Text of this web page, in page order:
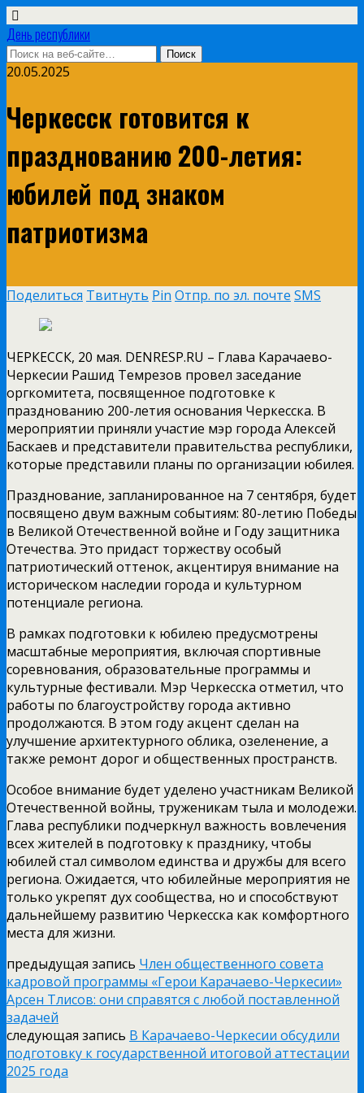
День республики
20.05.2025
Черкесск готовится к
празднованию 200-летия:
юбилей под знаком
патриотизма
Поделиться Твитнуть Pin Отпр. по эл. почте SMS
ЧЕРКЕССК, 20 мая. DENRESP.RU – Глава Карачаево-
Черкесии Рашид Темрезов провел заседание
оргкомитета, посвященное подготовке к
празднованию 200-летия основания Черкесска. В
мероприятии приняли участие мэр города Алексей
Баскаев и представители правительства республики,
которые представили планы по организации юбилея.
Празднование, запланированное на 7 сентября, будет
посвящено двум важным событиям: 80-летию Победы
в Великой Отечественной войне и Году защитника
Отечества. Это придаст торжеству особый
патриотический оттенок, акцентируя внимание на
историческом наследии города и культурном
потенциале региона.
В рамках подготовки к юбилею предусмотрены
масштабные мероприятия, включая спортивные
соревнования, образовательные программы и
культурные фестивали. Мэр Черкесска отметил, что
работы по благоустройству города активно
продолжаются. В этом году акцент сделан на
улучшение архитектурного облика, озеленение, а
также ремонт дорог и общественных пространств.
Особое внимание будет уделено участникам Великой
Отечественной войны, труженикам тыла и молодежи.
Глава республики подчеркнул важность вовлечения
всех жителей в подготовку к празднику, чтобы
юбилей стал символом единства и дружбы для всего
региона. Ожидается, что юбилейные мероприятия не
только укрепят дух сообщества, но и способствуют
дальнейшему развитию Черкесска как комфортного
места для жизни.
предыдущая запись Член общественного совета
кадровой программы «Герои Карачаево-Черкесии»
Арсен Тлисов: они справятся с любой поставленной
задачей
следующая запись В Карачаево-Черкесии обсудили
подготовку к государственной итоговой аттестации
2025 года